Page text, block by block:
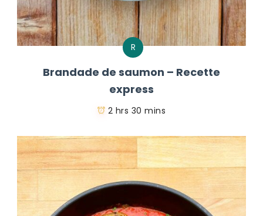
R
Brandade de saumon – Recette
express
2 hrs 30 mins